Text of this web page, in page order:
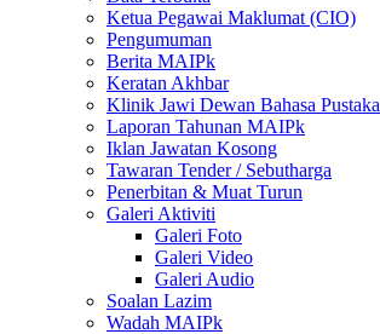
Ketua Pegawai Maklumat (CIO)
Pengumuman
Berita MAIPk
Keratan Akhbar
Klinik Jawi Dewan Bahasa Pustaka
Laporan Tahunan MAIPk
Iklan Jawatan Kosong
Tawaran Tender / Sebutharga
Penerbitan & Muat Turun
Galeri Aktiviti
Galeri Foto
Galeri Video
Galeri Audio
Soalan Lazim
Wadah MAIPk